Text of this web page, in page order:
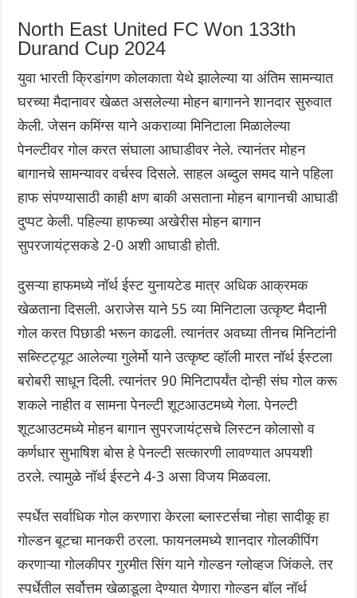
North East United FC Won 133th
Durand Cup 2024
युवा भारती क्रिडांगण कोलकाता येथे झालेल्या या अंतिम सामन्यात
घरच्या मैदानावर खेळत असलेल्या मोहन बागानने शानदार सुरुवात
केली. जेसन कमिंग्स याने अकराव्या मिनिटाला मिळालेल्या
पेनल्टीवर गोल करत संघाला आघाडीवर नेले. त्यानंतर मोहन
बागानचे सामन्यावर वर्चस्व दिसले. साहल अब्दुल समद याने पहिला
हाफ संपण्यासाठी काही क्षण बाकी असताना मोहन बागानची आघाडी
दुप्पट केली. पहिल्या हाफच्या अखेरीस मोहन बागान
सुपरजायंट्सकडे 2-0 अशी आघाडी होती.
दुसऱ्या हाफमध्ये नॉर्थ ईस्ट युनायटेड मात्र अधिक आक्रमक
खेळताना दिसली. अराजेस याने 55 व्या मिनिटाला उत्कृष्ट मैदानी
गोल करत पिछाडी भरून काढली. त्यानंतर अवघ्या तीनच मिनिटांनी
सब्स्टिट्यूट आलेल्या गुलेर्मो याने उत्कृष्ट व्हॉली मारत नॉर्थ ईस्टला
बरोबरी साधून दिली. त्यानंतर 90 मिनिटापर्यंत दोन्ही संघ गोल करू
शकले नाहीत व सामना पेनल्टी शूटआउटमध्ये गेला. पेनल्टी
शूटआउटमध्ये मोहन बागान सुपरजायंट्सचे लिस्टन कोलासो व
कर्णधार सुभाषिश बोस हे पेनल्टी सत्कारणी लावण्यात अपयशी
ठरले. त्यामुळे नॉर्थ ईस्टने 4-3 असा विजय मिळवला.
स्पर्धेत सर्वाधिक गोल करणारा केरला ब्लास्टर्सचा नोहा सादीकू हा
गोल्डन बूटचा मानकरी ठरला. फायनलमध्ये शानदार गोलकीपिंग
करणाऱ्या गोलकीपर गुरमीत सिंग याने गोल्डन ग्लोव्हज जिंकले. तर
स्पर्धेतील सर्वोत्तम खेळाडूला देण्यात येणारा गोल्डन बॉल नॉर्थ